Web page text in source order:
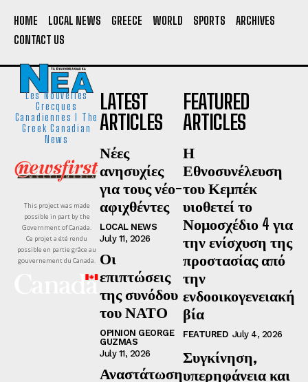
HOME LOCAL NEWS GREECE WORLD SPORTS
ARCHIVES
CONTACT US
Les Nouvelles
Grecques
Canadiennes I The
Greek Canadian
News
This project was made
possible in part by the
Government of Canada.
Ce projet a été rendu
possible en partie grâce au
gouvernement du Canada.
LATEST
ARTICLES
Νέες
ανησυχίες
για τους νέο-
αφιχθέντες
LOCAL NEWS
July 11, 2026
Οι
επιπτώσεις
της συνόδου
του ΝΑΤΟ
OPINION GEORGE
GUZMAS
July 11, 2026
Αναστάτωση
FEATURED
ARTICLES
Η
Εθνοσυνέλευση
του Κεμπέκ
υιοθετεί το
Νομοσχέδιο 4 για
την ενίσχυση της
προστασίας από
την
ενδοοικογενειακή
βία
FEATURED July 4, 2026
Συγκίνηση,
υπερηφάνεια και